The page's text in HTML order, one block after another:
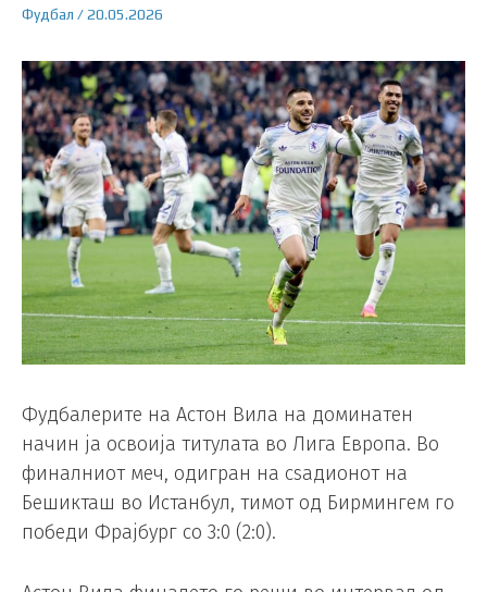
Фудбал /20.05.2026
Фудбалерите на Астон Вила на доминатен
начин ја освоија титулата во Лига Европа. Во
финалниот меч, одигран на сѕадионот на
Бешикташ во Истанбул, тимот од Бирмингем го
победи Фрајбург со 3:0 (2:0).